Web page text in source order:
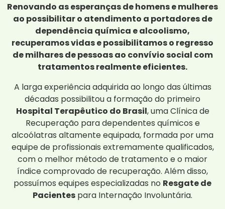
Renovando as esperanças de homens e mulheres
ao possibilitar o atendimento a portadores de
dependência química e alcoolismo,
recuperamos vidas e possibilitamos o regresso
de milhares de pessoas ao convívio social com
tratamentos realmente eficientes.
A larga experiência adquirida ao longo das últimas
décadas possibilitou a formação do primeiro
Hospital Terapêutico do Brasil, uma Clínica de
Recuperação para dependentes químicos e
alcoólatras altamente equipada, formada por uma
equipe de profissionais extremamente qualificados,
com o melhor método de tratamento e o maior
índice comprovado de recuperação. Além disso,
possuímos equipes especializadas no Resgate de
Pacientes para Internação Involuntária.